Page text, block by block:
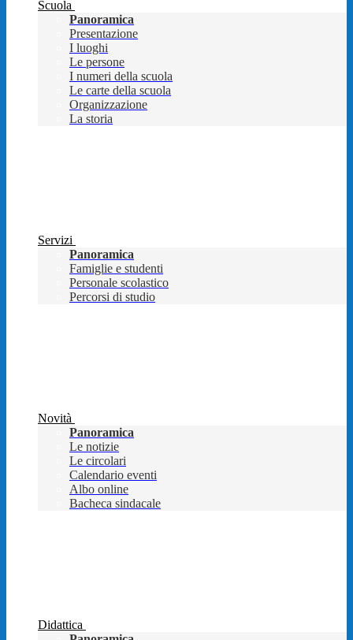
Scuola
Panoramica
Presentazione
I luoghi
Le persone
I numeri della scuola
Le carte della scuola
Organizzazione
La storia
Servizi
Panoramica
Famiglie e studenti
Personale scolastico
Percorsi di studio
Novità
Panoramica
Le notizie
Le circolari
Calendario eventi
Albo online
Bacheca sindacale
Didattica